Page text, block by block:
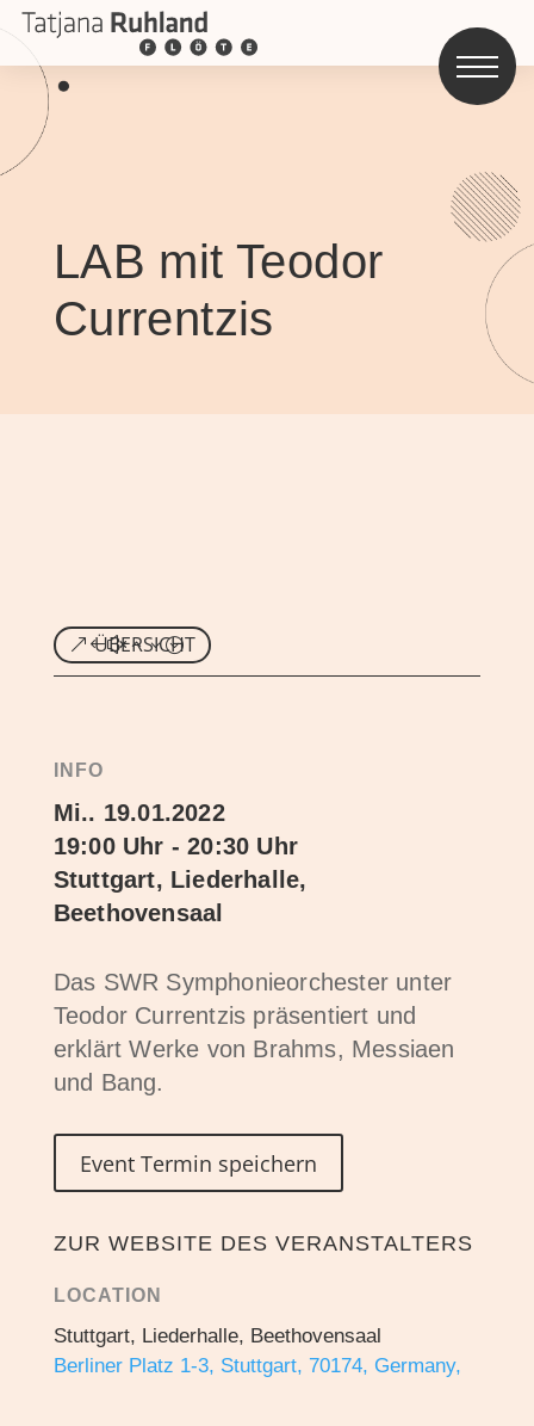
LAB mit Teodor
Currentzis
ÜBERSICHT
INFO
Mi.. 19.01.2022
19:00 Uhr - 20:30 Uhr
Stuttgart, Liederhalle,
Beethovensaal
Das SWR Symphonieorchester unter
Teodor Currentzis präsentiert und
erklärt Werke von Brahms, Messiaen
und Bang.
Event Termin speichern
ZUR WEBSITE DES VERANSTALTERS
LOCATION
Stuttgart, Liederhalle, Beethovensaal
Berliner Platz 1-3, Stuttgart, 70174, Germany,